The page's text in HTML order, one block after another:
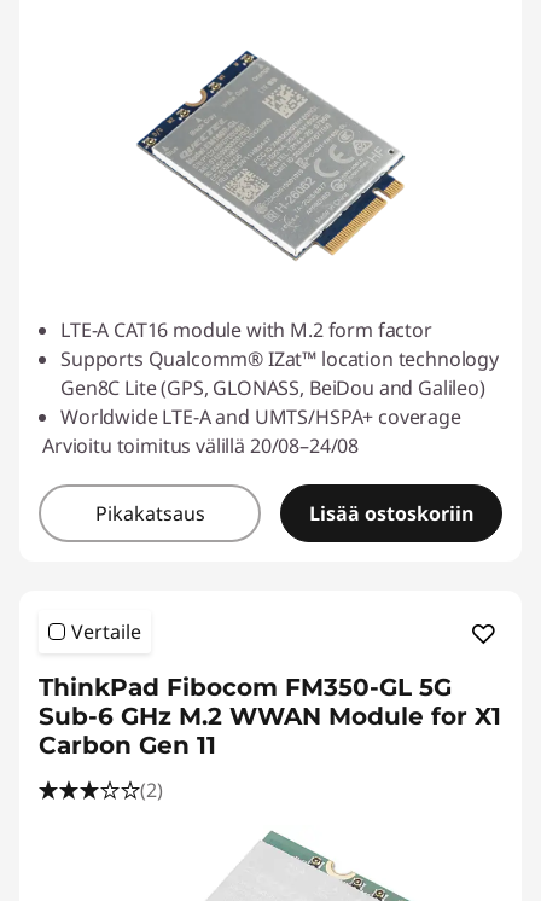
LTE-A CAT16 module with M.2 form factor
Supports Qualcomm® IZat™ location technology
Gen8C Lite (GPS, GLONASS, BeiDou and Galileo)
Worldwide LTE-A and UMTS/HSPA+ coverage
Arvioitu toimitus välillä 20/08–24/08
Pikakatsaus Lisää ostoskoriin
Vertaile
ThinkPad Fibocom FM350-GL 5G
Sub-6 GHz M.2 WWAN Module for X1
Carbon Gen 11
(2)